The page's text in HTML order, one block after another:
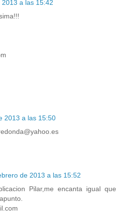
a las 15:42
2013 a las 15:50
de 2013 a las 15:52
Pilar,me encanta igual que